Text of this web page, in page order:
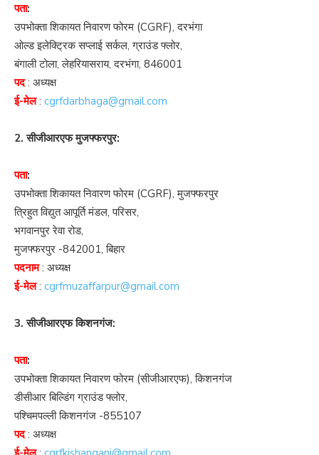
पता:
उपभोक्ता शिकायत निवारण फोरम (CGRF), दरभंगा
ओल्ड इलेक्ट्रिक सप्लाई सर्कल, ग्राउंड फ्लोर,
बंगाली टोला, लेहरियासराय, दरभंगा, 846001
पद : अध्यक्ष
ई-मेल: cgrfdarbhaga@gmail.com
2. सीजीआरएफ मुजफ्फरपुर:
पता:
उपभोक्ता शिकायत निवारण फोरम (CGRF), मुजफ्फरपुर
त्रिहुत विद्युत आपूर्ति मंडल, परिसर,
भगवानपुर रेवा रोड,
मुजफ्फरपुर -842001, बिहार
पदनाम: अध्यक्ष
ई-मेल: cgrfmuzaffarpur@gmail.com
3. सीजीआरएफ किशनगंज:
पता:
उपभोक्ता शिकायत निवारण फोरम (सीजीआरएफ), किशनगंज
डीसीआर बिल्डिंग ग्राउंड फ्लोर,
पश्चिमपल्ली किशनगंज -855107
पद: अध्यक्ष